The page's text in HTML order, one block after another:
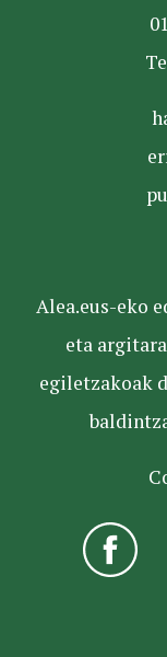
Alea.eus-eko
eta
egiletzakoak